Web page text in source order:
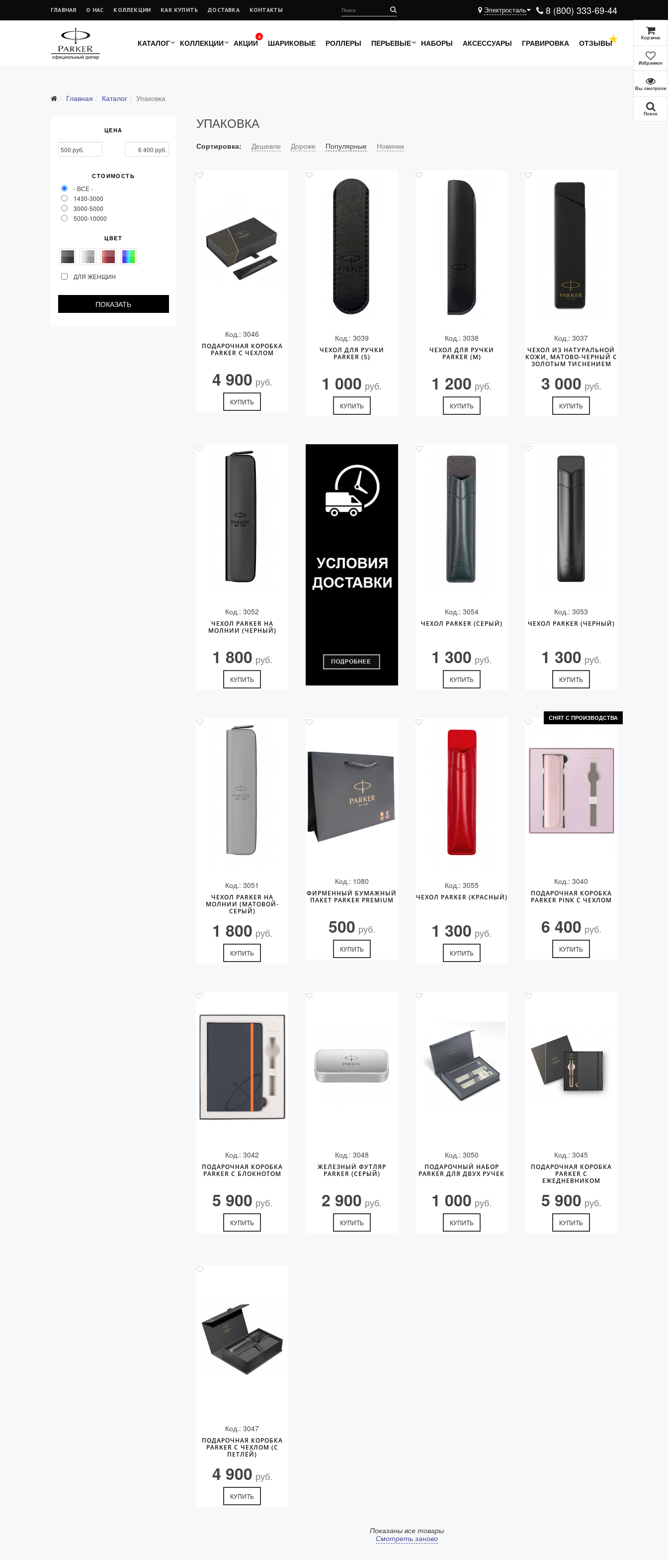
ГЛАВНАЯ О НАС КОЛЛЕКЦИИ КАК КУПИТЬ ДОСТАВКА КОНТАКТЫ 8 (800) 333-69-44
Электросталь
КАТАЛОГ КОЛЛЕКЦИИ
4
АКЦИИ ШАРИКОВЫЕ РОЛЛЕРЫ ПЕРЬЕВЫЕ НАБОРЫ АКСЕССУАРЫ ГРАВИРОВКА ОТЗЫВЫ
Главная Каталог Упаковка
ЦЕНА
СТОИМОСТЬ
- ВСЕ -
1430-3000
3000-5000
5000-10000
ЦВЕТ
ДЛЯ ЖЕНЩИН
УПАКОВКА
Сортировка: Дешевле Дороже Популярные Новинки
Код.: 3046
ПОДАРОЧНАЯ КОРОБКА
PARKER С ЧЕХЛОМ
4 900 руб.
КУПИТЬ
Код.: 3039
ЧЕХОЛ ДЛЯ РУЧКИ
PARKER (S)
1 000 руб.
КУПИТЬ
Код.: 3038
ЧЕХОЛ ДЛЯ РУЧКИ
PARKER (M)
1 200 руб.
КУПИТЬ
Код.: 3037
ЧЕХОЛ ИЗ НАТУРАЛЬНОЙ
КОЖИ, МАТОВО-ЧЕРНЫЙ С
ЗОЛОТЫМ ТИСНЕНИЕМ
3 000 руб.
КУПИТЬ
Код.: 3052
ЧЕХОЛ PARKER НА
МОЛНИИ (ЧЕРНЫЙ)
1 800 руб.
КУПИТЬ
Код.: 3054
ЧЕХОЛ PARKER (СЕРЫЙ)
1 300 руб.
КУПИТЬ
Код.: 3053
ЧЕХОЛ PARKER (ЧЕРНЫЙ)
1 300 руб.
КУПИТЬ
Код.: 3051
ЧЕХОЛ PARKER НА
МОЛНИИ (МАТОВОЙ-
СЕРЫЙ)
1 800 руб.
КУПИТЬ
Код.: 1080
ФИРМЕННЫЙ БУМАЖНЫЙ
ПАКЕТ PARKER PREMIUM
500 руб.
КУПИТЬ
Код.: 3055
ЧЕХОЛ PARKER (КРАСНЫЙ)
1 300 руб.
КУПИТЬ
СНЯТ С ПРОИЗВОДСТВА
Код.: 3040
ПОДАРОЧНАЯ КОРОБКА
PARKER PINK С ЧЕХЛОМ
6 400 руб.
КУПИТЬ
Код.: 3042
ПОДАРОЧНАЯ КОРОБКА
PARKER С БЛОКНОТОМ
5 900 руб.
КУПИТЬ
Код.: 3048
ЖЕЛЕЗНЫЙ ФУТЛЯР
PARKER (СЕРЫЙ)
2 900 руб.
КУПИТЬ
Код.: 3050
ПОДАРОЧНЫЙ НАБОР
PARKER ДЛЯ ДВУХ РУЧЕК
1 000 руб.
КУПИТЬ
Код.: 3045
ПОДАРОЧНАЯ КОРОБКА
PARKER С
ЕЖЕДНЕВНИКОМ
5 900 руб.
КУПИТЬ
Код.: 3047
ПОДАРОЧНАЯ КОРОБКА
PARKER С ЧЕХЛОМ (С
ПЕТЛЁЙ)
4 900 руб.
КУПИТЬ
Показаны все товары
Смотреть заново
Ежедневники
С золотым пером
Запчасти
Упаковка
Подарочные сертификаты
Корзина
Избранное
Вы смотрели
Поиск